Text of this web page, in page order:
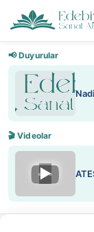
📢 Duyurular
🎬 Videolar
▶